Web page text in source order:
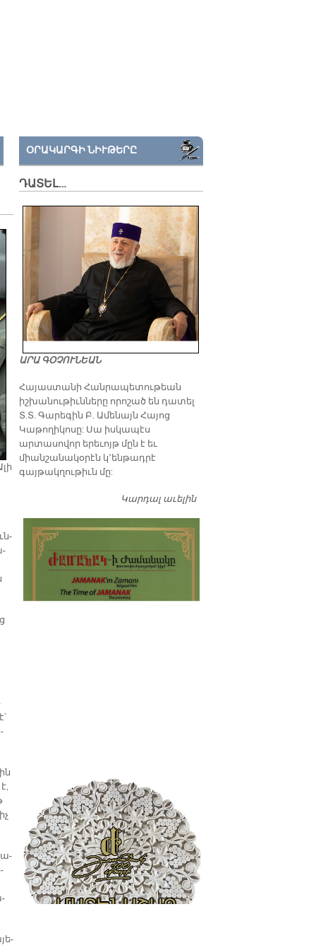
ՕՐԱԿԱՐԳԻ ՆԻՒԹԵՐԸ
ԴԱՏԵԼ…
ԱՐԱ ԳՕՉՈՒՆԵԱՆ
​Հայաստանի Հանրապետութեան
իշխանութիւնները որոշած են դատել
Տ.Տ. Գարեգին Բ. Ամենայն Հայոց
Կաթողիկոսը: Սա իսկապէս
արտասովոր երեւոյթ մըն է եւ
միանշանակօրէն կ՚ենթադրէ
գայթակղութիւն մը:
Կարդալ աւելինԴատել…